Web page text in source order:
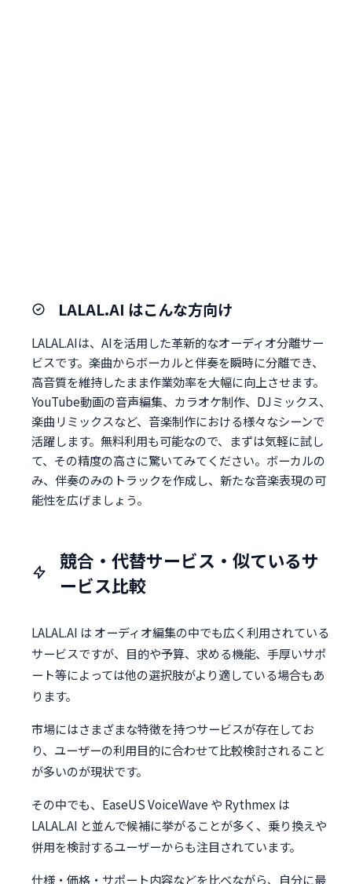
LALAL.AI はこんな方向け
LALAL.AIは、AIを活用した革新的なオーディオ分離サー
ビスです。楽曲からボーカルと伴奏を瞬時に分離でき、
高音質を維持したまま作業効率を大幅に向上させます。
YouTube動画の音声編集、カラオケ制作、DJミックス、
楽曲リミックスなど、音楽制作における様々なシーンで
活躍します。無料利用も可能なので、まずは気軽に試し
て、その精度の高さに驚いてみてください。ボーカルの
み、伴奏のみのトラックを作成し、新たな音楽表現の可
能性を広げましょう。
競合・代替サービス・似ているサ
ービス比較
LALAL.AI は オーディオ編集の中でも広く利用されている
サービスですが、目的や予算、求める機能、手厚いサポ
ート等によっては他の選択肢がより適している場合もあ
ります。
市場にはさまざまな特徴を持つサービスが存在してお
り、ユーザーの利用目的に合わせて比較検討されること
が多いのが現状です。
その中でも、EaseUS VoiceWave や Rythmex は
LALAL.AI と並んで候補に挙がることが多く、乗り換えや
併用を検討するユーザーからも注目されています。
仕様・価格・サポート内容などを比べながら、自分に最